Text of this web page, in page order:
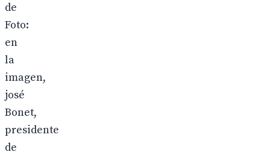
de
Foto:
en
la
imagen,
josé
Bonet,
presidente
de